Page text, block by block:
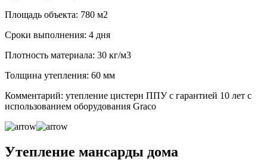
Площадь объекта: 780 м2
Сроки выполнения: 4 дня
Плотность материала: 30 кг/м3
Толщина утепления: 60 мм
Комментарий: утепление цистерн ППУ с гарантией 10 лет с
использованием оборудования Graco
Утепление мансарды дома